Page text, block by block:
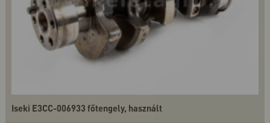
Iseki E3CC-006933 főtengely, használt